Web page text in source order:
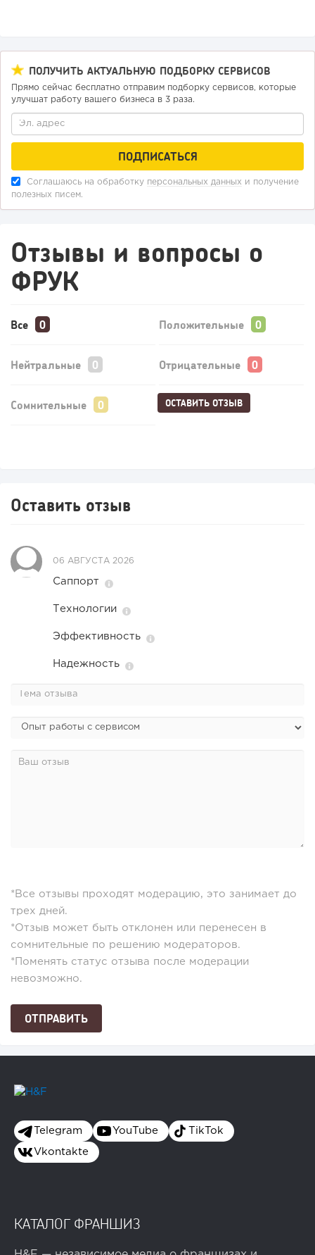
ПОЛУЧИТЬ АКТУАЛЬНУЮ ПОДБОРКУ СЕРВИСОВ
Прямо сейчас бесплатно отправим подборку сервисов, которые
улучшат работу вашего бизнеса в 3 раза.
Соглашаюсь на обработку персональных данных и получение
полезных писем.
Отзывы и вопросы о
ФРУК
Все Положительные
Нейтральные Отрицательные
Сомнительные ОСТАВИТЬ ОТЗЫВ
Оставить отзыв
06 АВГУСТА 2026
Саппорт
Технологии
Эффективность
Надежность
*Все отзывы проходят модерацию, это занимает до
трех дней.
*Отзыв может быть отклонен или перенесен в
сомнительные по решению модераторов.
*Поменять статус отзыва после модерации
невозможно.
Telegram YouTube TikTok
Vkontakte
КАТАЛОГ ФРАНШИЗ